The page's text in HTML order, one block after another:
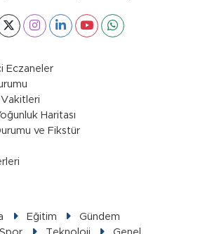
Eczaneler
Haritası
ve Fikstür
Eğitim
Gündem
Spor Teknoloji Genel